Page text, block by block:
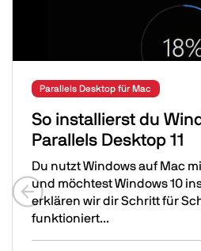
Parallels Desktop für Mac
So installierst du
Parallels Desktop 11
Du nutzt Windows auf Mac
und möchtest Windows 10
erklären wir dir Schritt für
funktioniert...
Previous slide